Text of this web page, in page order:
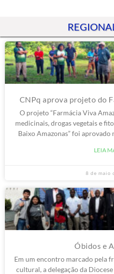
CNPq aprova projeto do
O projeto “Farmácia Viva
medicinais, drogas vegetais e
Baixo Amazonas” foi aprovado
LEIA
8 de maio
Óbidos e
Em um encontro marcado pela
cultural, a delegação da